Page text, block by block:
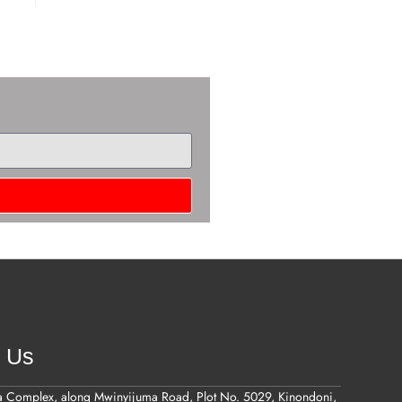
Us
Complex, along Mwinyijuma Road, Plot No. 5029, Kinondoni,